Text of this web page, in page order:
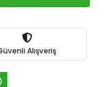
Alışveriş